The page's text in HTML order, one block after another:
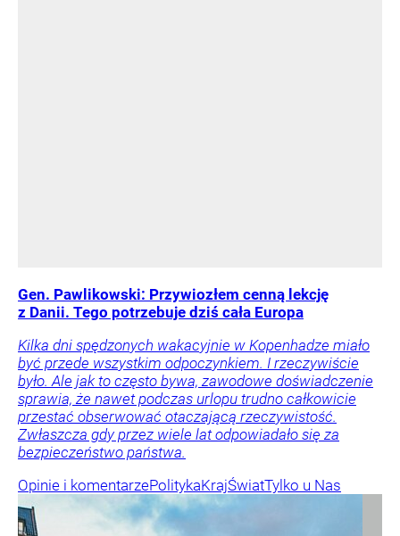
Gen. Pawlikowski: Przywiozłem cenną lekcję
z Danii. Tego potrzebuje dziś cała Europa
Kilka dni spędzonych wakacyjnie w Kopenhadze miało
być przede wszystkim odpoczynkiem. I rzeczywiście
było. Ale jak to często bywa, zawodowe doświadczenie
sprawia, że nawet podczas urlopu trudno całkowicie
przestać obserwować otaczającą rzeczywistość.
Zwłaszcza gdy przez wiele lat odpowiadało się za
bezpieczeństwo państwa.
Opinie i komentarzePolitykaKrajŚwiatTylko u Nas